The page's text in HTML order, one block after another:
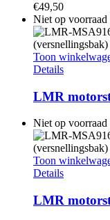
€49,50
Niet op voorraad
Toon
Details
LMR
Niet op voorraad
Toon
Details
LMR